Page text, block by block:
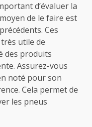
d’évaluer la
de le faire est
Ces
utile de
des produits
Assurez-vous
noté pour son
Cela permet de
les pneus